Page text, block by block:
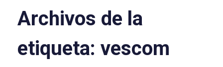
Archivos de la
etiqueta: vescom